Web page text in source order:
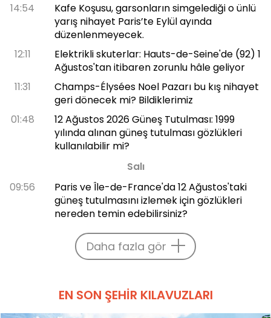
14:54
Kafe Koşusu, garsonların simgelediği o ünlü
yarış nihayet Paris’te Eylül ayında
düzenlenmeyecek.
12:11
Elektrikli skuterlar: Hauts-de-Seine'de (92) 1
Ağustos'tan itibaren zorunlu hâle geliyor
11:31
Champs-Élysées Noel Pazarı bu kış nihayet
geri dönecek mi? Bildiklerimiz
01:48
12 Ağustos 2026 Güneş Tutulması: 1999
yılında alınan güneş tutulması gözlükleri
kullanılabilir mi?
Salı
09:56
Paris ve Île-de-France'da 12 Ağustos'taki
güneş tutulmasını izlemek için gözlükleri
nereden temin edebilirsiniz?
Daha fazla gör
EN SON ŞEHIR KILAVUZLARI